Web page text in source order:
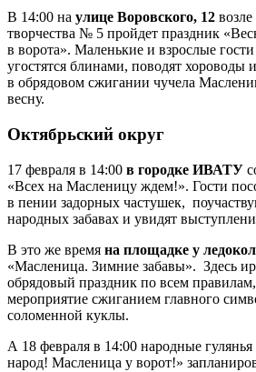
В 14:00 на улице Воровского, 12
творчества № 5 пройдет праздник
в ворота». Маленькие и взрослые
угостятся блинами, поводят хороводы
в обрядовом сжигании чучела
весну.
Октябрьский округ
17 февраля в 14:00 в городке ИВАТУ
«Всех на Масленицу ждем!». Гости
в пении задорных частушек,
народных забавах и увидят
В это же время на площадке у
«Масленица. Зимние забавы». Здесь
обрядовый праздник по всем
мероприятие сжиганием главного
соломенной куклы.
А 18 февраля в 14:00 народные
народ! Масленица у ворот!»